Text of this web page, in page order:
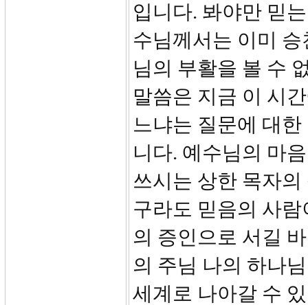
입니다. 봐야만 믿
수님께서는 이미
님의 부활을 볼 수
말씀은 지금 이 시
느냐는 질문에 대
니다. 예수님의 마
쓰시는 상한 목자
구라도 믿음의 사
의 증인으로 서길
의 주님 나의 하나
세계로 나아갈 수